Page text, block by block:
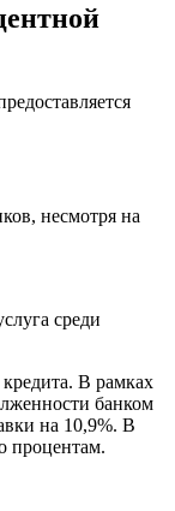
несмотря на
среди
В рамках
банком
на 10,9%. В
процентам.